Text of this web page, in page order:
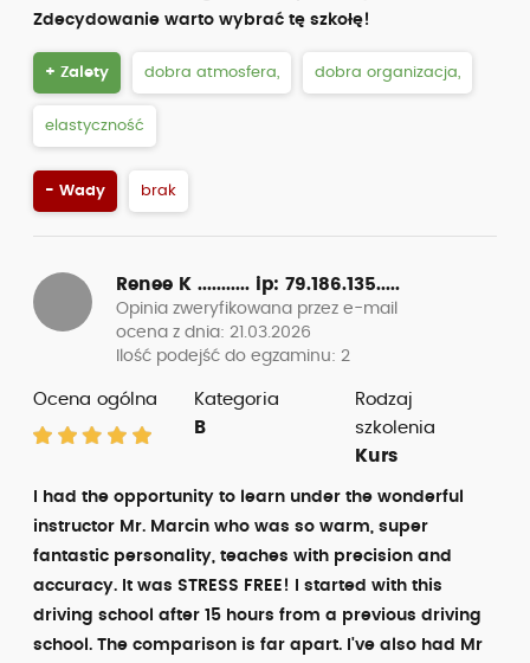
Zdecydowanie warto wybrać tę szkołę!
+ Zalety dobra atmosfera, dobra organizacja,
elastyczność
- Wady brak
Renee K ........... ip: 79.186.135.....
Opinia zweryfikowana przez e-mail
ocena z dnia: 21.03.2026
Ilość podejść do egzaminu: 2
Ocena ogólna
Kategoria
B
Rodzaj
szkolenia
Kurs
I had the opportunity to learn under the wonderful
instructor Mr. Marcin who was so warm, super
fantastic personality, teaches with precision and
accuracy. It was STRESS FREE! I started with this
driving school after 15 hours from a previous driving
school. The comparison is far apart. I've also had Mr